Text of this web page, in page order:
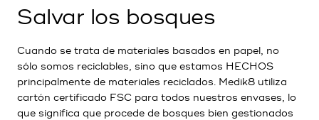
Salvar los bosques
Cuando se trata de materiales basados en papel, no
sólo somos reciclables, sino que estamos HECHOS
principalmente de materiales reciclados. Medik8 utiliza
cartón certificado FSC para todos nuestros envases, lo
que significa que procede de bosques bien gestionados